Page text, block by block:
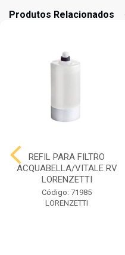
Produtos Relacionados
REFIL PARA FILTRO
ACQUABELLA/VITALE RV
LORENZETTI
Código: 71985
LORENZETTI